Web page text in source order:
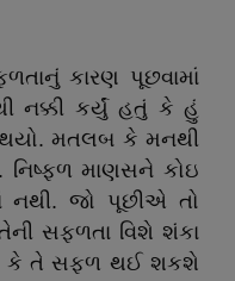
કારણ પૂછવામાં
નક્કી કર્યું હતું કે હું
મતલબ કે મનથી
નિષ્ફળ માણસને કોઇ
નથી. જો પૂછીએ તો
સફળતા વિશે શંકા
કે તે સફળ થઈ શકશે